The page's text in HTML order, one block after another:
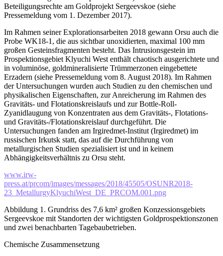
Beteiligungsrechte am Goldprojekt Sergeevskoe (siehe
Pressemeldung vom 1. Dezember 2017).
Im Rahmen seiner Explorationsarbeiten 2018 gewann Orsu auch die
Probe WK18-1, die aus sichtbar unoxidierten, maximal 100 mm
großen Gesteinsfragmenten besteht. Das Intrusionsgestein im
Prospektionsgebiet Klyuchi West enthält chaotisch ausgerichtete und
in voluminöse, goldmineralisierte Trümmerzonen eingebettete
Erzadern (siehe Pressemeldung vom 8. August 2018). Im Rahmen
der Untersuchungen wurden auch Studien zu den chemischen und
physikalischen Eigenschaften, zur Anreicherung im Rahmen des
Gravitäts- und Flotationskreislaufs und zur Bottle-Roll-
Zyanidlaugung von Konzentraten aus dem Gravitäts-, Flotations-
und Gravitäts-/Flotationskreislauf durchgeführt. Die
Untersuchungen fanden am Irgiredmet-Institut (Irgiredmet) im
russischen Irkutsk statt, das auf die Durchführung von
metallurgischen Studien spezialisiert ist und in keinem
Abhängigkeitsverhältnis zu Orsu steht.
www.irw-
press.at/prcom/images/messages/2018/45505/OSUNR2018-
23_MetallurgyKlyuchiWest_DE_PRCOM.001.png
Abbildung 1. Grundriss des 7,6 km² großen Konzessionsgebiets
Sergeevskoe mit Standorten der wichtigsten Goldprospektionszonen
und zwei benachbarten Tagebaubetrieben.
Chemische Zusammensetzung